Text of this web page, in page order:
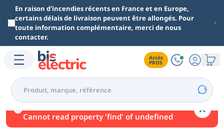
Aller au contenu principal
En raison d'incendies récents en France et en Europe,
certains délais de livraison peuvent être allongés. Pour
toute information complémentaire, merci de nous
contacter.
Accès
PROS
Une erreur est survenue.
Cannot read property 'find' of undefined